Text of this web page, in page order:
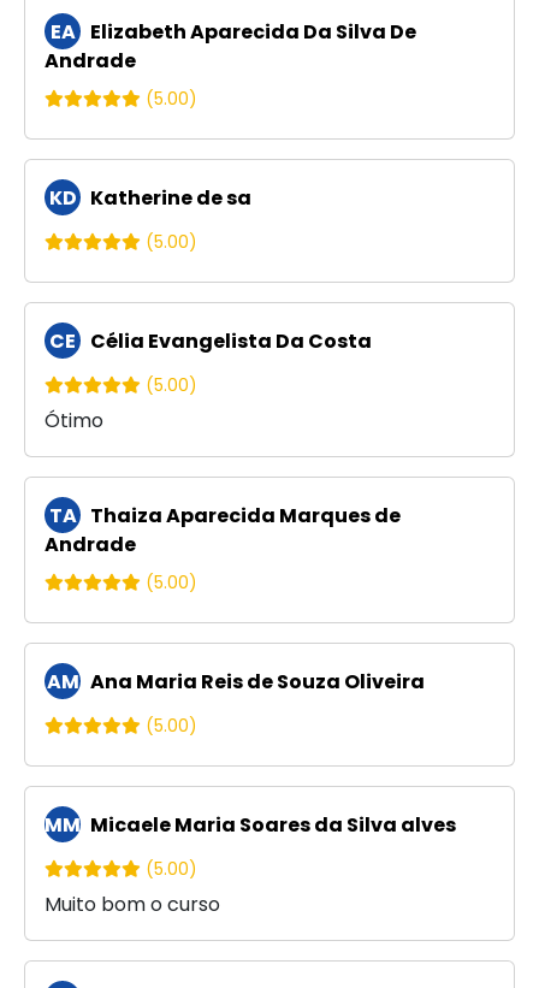
EA Elizabeth Aparecida Da Silva De
Andrade
(5.00)
KD Katherine de sa
(5.00)
CE Célia Evangelista Da Costa
(5.00)
Ótimo
TA Thaiza Aparecida Marques de
Andrade
(5.00)
AM Ana Maria Reis de Souza Oliveira
(5.00)
MM Micaele Maria Soares da Silva alves
(5.00)
Muito bom o curso